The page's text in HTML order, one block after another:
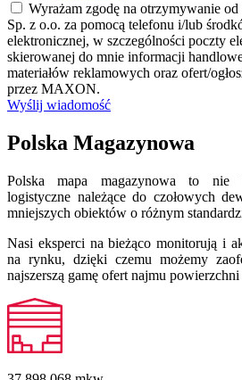
Wyrażam zgodę na otrzymywanie
Sp. z o.o. za pomocą telefonu i/lub
elektronicznej, w szczególności poczty
skierowanej do mnie informacji
materiałów reklamowych oraz ofert/
przez MAXON.
Wyślij wiadomość
Polska Magazynowa
Polska mapa magazynowa to nie
logistyczne należące do czołowych
mniejszych obiektów o różnym
Nasi eksperci na bieżąco monitorują i
na rynku, dzięki czemu możemy
najszerszą gamę ofert najmu powierzchni